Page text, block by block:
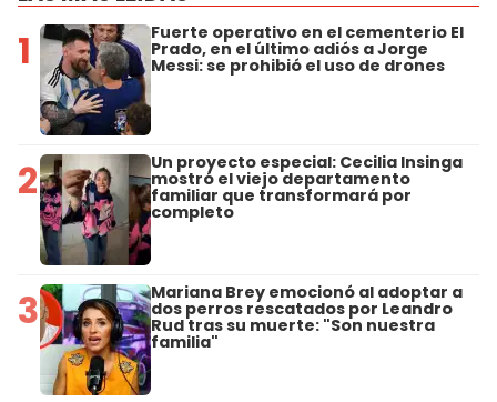
1 Fuerte operativo en el cementerio El
Prado, en el último adiós a Jorge
Messi: se prohibió el uso de drones
2 Un proyecto especial: Cecilia Insinga
mostró el viejo departamento
familiar que transformará por
completo
3 Mariana Brey emocionó al adoptar a
dos perros rescatados por Leandro
Rud tras su muerte: "Son nuestra
familia"